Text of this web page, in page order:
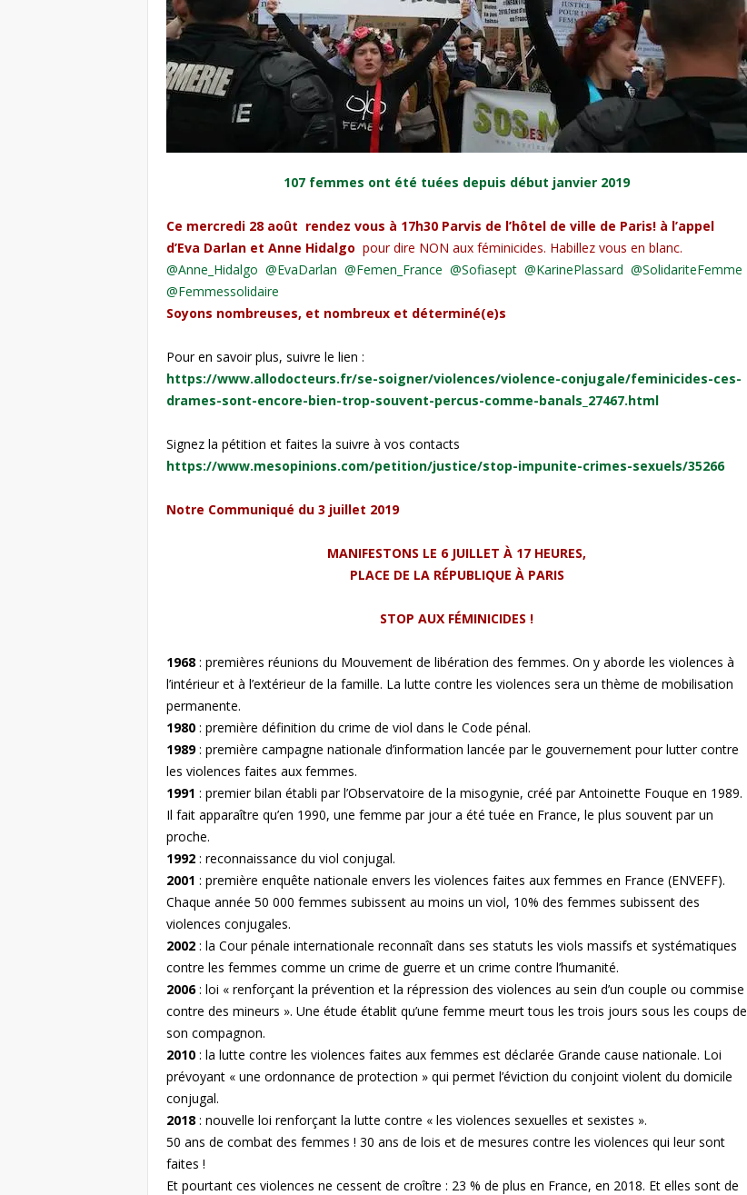
s
F
e
e
107 femmes ont été tuées depuis début janvier 2019
Ce mercredi 28 août rendez vous à 17h30 Parvis de l’hôtel de ville de Paris! à l’appel
d’Eva Darlan et Anne Hidalgo pour dire NON aux féminicides. Habillez vous en blanc.
@Anne_Hidalgo @EvaDarlan @Femen_France @Sofiasept @KarinePlassard @SolidariteFemme
@Femmessolidaire
Soyons nombreuses, et nombreux et déterminé(e)s
Pour en savoir plus, suivre le lien :
https://www.allodocteurs.fr/se-soigner/violences/violence-conjugale/feminicides-ces-
drames-sont-encore-bien-trop-souvent-percus-comme-banals_27467.html
Signez la pétition et faites la suivre à vos contacts
https://www.mesopinions.com/petition/justice/stop-impunite-crimes-sexuels/35266
Notre Communiqué du 3 juillet 2019
MANIFESTONS LE 6 JUILLET À 17 HEURES,
PLACE DE LA RÉPUBLIQUE À PARIS
STOP AUX FÉMINICIDES !
1968: premières réunions du Mouvement de libération des femmes. On y aborde les violences à
l’intérieur et à l’extérieur de la famille. La lutte contre les violences sera un thème de mobilisation
permanente.
1980: première définition du crime de viol dans le Code pénal.
1989: première campagne nationale d’information lancée par le gouvernement pour lutter contre
les violences faites aux femmes.
1991 : premier bilan établi par l’Observatoire de la misogynie, créé par Antoinette Fouque en 1989.
Il fait apparaître qu’en 1990, une femme par jour a été tuée en France, le plus souvent par un
proche.
1992: reconnaissance du viol conjugal.
2001 : première enquête nationale envers les violences faites aux femmes en France (ENVEFF).
Chaque année 50 000 femmes subissent au moins un viol, 10% des femmes subissent des
violences conjugales.
2002 : la Cour pénale internationale reconnaît dans ses statuts les viols massifs et systématiques
contre les femmes comme un crime de guerre et un crime contre l’humanité.
2006: loi « renforçant la prévention et la répression des violences au sein d’un couple ou commise
contre des mineurs ». Une étude établit qu’une femme meurt tous les trois jours sous les coups de
son compagnon.
2010: la lutte contre les violences faites aux femmes est déclarée Grande cause nationale. Loi
prévoyant « une ordonnance de protection » qui permet l’éviction du conjoint violent du domicile
conjugal.
2018: nouvelle loi renforçant la lutte contre « les violences sexuelles et sexistes ».
50 ans de combat des femmes ! 30 ans de lois et de mesures contre les violences qui leur sont
faites !
Et pourtant ces violences ne cessent de croître : 23 % de plus en France, en 2018. Et elles sont de